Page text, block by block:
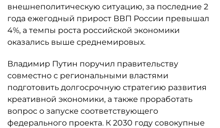
внешнеполитическую ситуацию, за последние 2
года ежегодный прирост ВВП России превышал
4%, а темпы роста российской экономики
оказались выше среднемировых.
Владимир Путин поручил правительству
совместно с региональными властями
подготовить долгосрочную стратегию развития
креативной экономики, а также проработать
вопрос о запуске соответствующего
федерального проекта. К 2030 году совокупные